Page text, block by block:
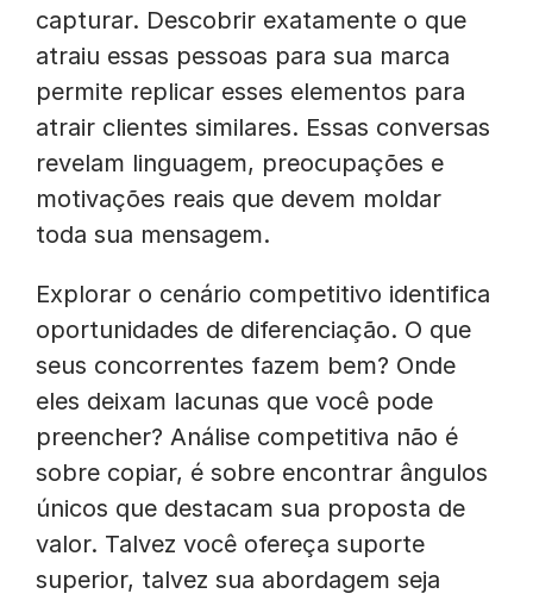
capturar. Descobrir exatamente o que
atraiu essas pessoas para sua marca
permite replicar esses elementos para
atrair clientes similares. Essas conversas
revelam linguagem, preocupações e
motivações reais que devem moldar
toda sua mensagem.
Explorar o cenário competitivo identifica
oportunidades de diferenciação. O que
seus concorrentes fazem bem? Onde
eles deixam lacunas que você pode
preencher? Análise competitiva não é
sobre copiar, é sobre encontrar ângulos
únicos que destacam sua proposta de
valor. Talvez você ofereça suporte
superior, talvez sua abordagem seja